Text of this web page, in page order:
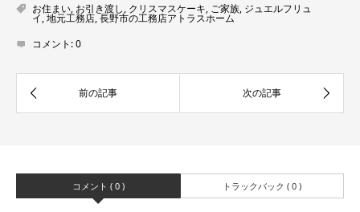
お住まい, お引き渡し, クリスマスケーキ, ご家族, ジュエルフリュ
イ,地元工務店,長野市の工務店アトラスホーム
コメント:0
コメント ( 0 ) トラックバック ( 0 )